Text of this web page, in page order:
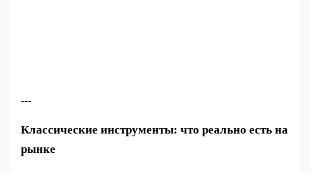
---
Классические инструменты: что реально есть на
рынке